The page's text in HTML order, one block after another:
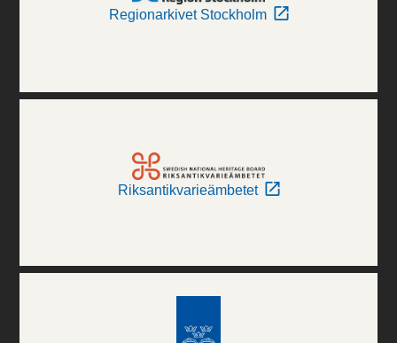
Regionarkivet Stockholm
Riksantikvarieämbetet